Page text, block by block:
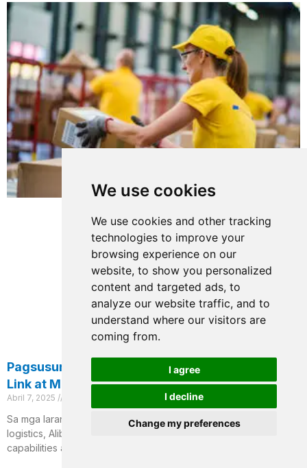
We use cookies
We use cookies and other tracking
technologies to improve your
browsing experience on our
website, to show you personalized
content and targeted ads, to
analyze our website traffic, and to
understand where our visitors are
coming from.
I agree
I decline
Change my preferences
Pagsusuri ng Alibaba Freight: Mga Pangunahing
Link at Mga Diskarte sa Pag-save ng Gastos
Abril 7, 2025
Sa mga larangan ng krus – border trade and domestic bulk
logistics, Alibaba Freight, with its powerful resource integration
capabilities and professional services, has
h
a